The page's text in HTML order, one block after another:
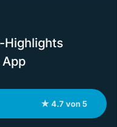
Highlights
★ 4.7 von 5